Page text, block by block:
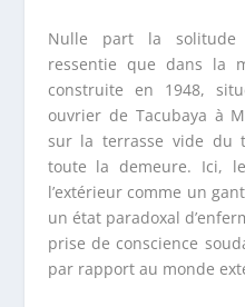
Nulle part la solitude
ressentie que dans la
construite en 1948,
ouvrier de Tacubaya à
sur la terrasse vide du
toute la demeure. Ici,
l’extérieur comme un
un état paradoxal
prise de conscience
par rapport au monde